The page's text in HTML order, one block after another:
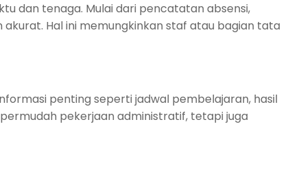
dan tenaga. Mulai dari pencatatan absensi,
Hal ini memungkinkan staf atau bagian tata
penting seperti jadwal pembelajaran, hasil
pekerjaan administratif, tetapi juga